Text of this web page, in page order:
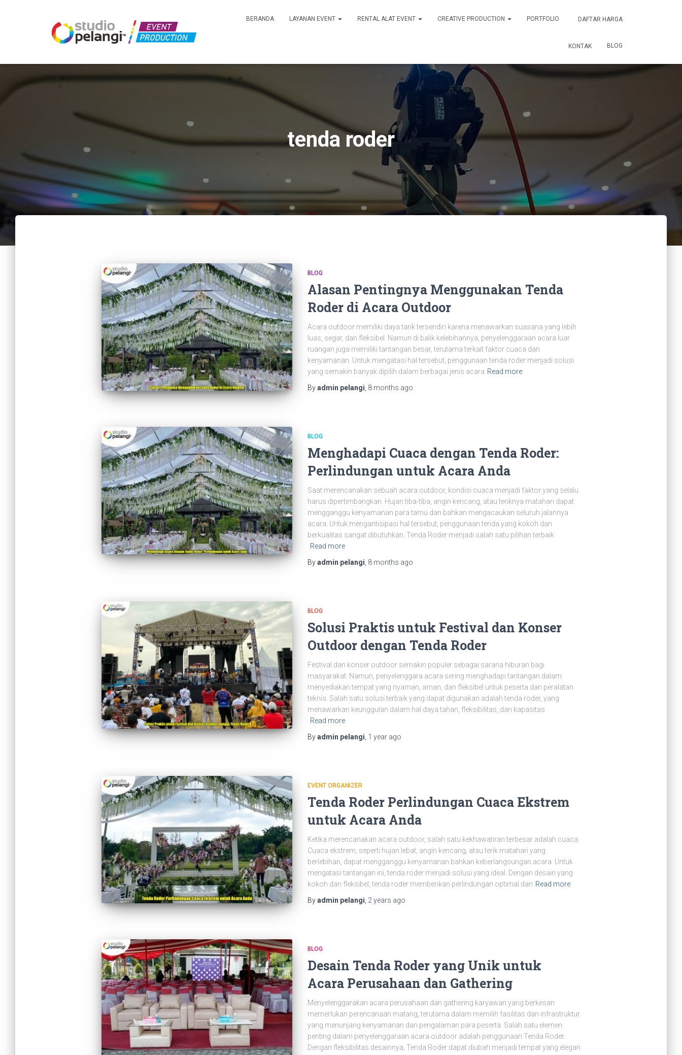
BERANDA LAYANAN EVENT RENTAL ALAT EVENT CREATIVE PRODUCTION PORTFOLIO DAFTAR HARGA
KONTAK BLOG
tenda roder
BLOG
Alasan Pentingnya Menggunakan Tenda
Roder di Acara Outdoor
Acara outdoor memiliki daya tarik tersendiri karena menawarkan suasana yang lebih
luas, segar, dan fleksibel. Namun di balik kelebihannya, penyelenggaraan acara luar
ruangan juga memiliki tantangan besar, terutama terkait faktor cuaca dan
kenyamanan. Untuk mengatasi hal tersebut, penggunaan tenda roder menjadi solusi
yang semakin banyak dipilih dalam berbagai jenis acara Read more
Byadmin pelangi 8 months ago
BLOG
Menghadapi Cuaca dengan Tenda Roder:
Perlindungan untuk Acara Anda
Saat merencanakan sebuah acara outdoor, kondisi cuaca menjadi faktor yang selalu
harus dipertimbangkan. Hujan tiba-tiba, angin kencang, atau teriknya matahari dapat
mengganggu kenyamanan para tamu dan bahkan mengacaukan seluruh jalannya
acara. Untuk mengantisipasi hal tersebut, penggunaan tenda yang kokoh dan
berkualitas sangat dibutuhkan. Tenda Roder menjadi salah satu pilihan terbaik
Read more
Byadmin pelangi 8 months ago
BLOG
Solusi Praktis untuk Festival dan Konser
Outdoor dengan Tenda Roder
Festival dan konser outdoor semakin populer sebagai sarana hiburan bagi
masyarakat. Namun, penyelenggara acara sering menghadapi tantangan dalam
menyediakan tempat yang nyaman, aman, dan fleksibel untuk peserta dan peralatan
teknis. Salah satu solusi terbaik yang dapat digunakan adalah tenda roder, yang
menawarkan keunggulan dalam hal daya tahan, fleksibilitas, dan kapasitas
Read more
Byadmin pelangi 1 yearago
EVENT ORGANIZER
Tenda Roder Perlindungan Cuaca Ekstrem
untuk Acara Anda
Ketika merencanakan acara outdoor, salah satu kekhawatiran terbesar adalah cuaca.
Cuaca ekstrem, seperti hujan lebat, angin kencang, atau terik matahari yang
berlebihan, dapat mengganggu kenyamanan bahkan keberlangsungan acara. Untuk
mengatasi tantangan ini, tenda roder menjadi solusi yang ideal. Dengan desain yang
kokoh dan fleksibel, tenda roder memberikan perlindungan optimal dan Read more
Byadmin pelangi 2 years ago
BLOG
Desain Tenda Roder yang Unik untuk
Acara Perusahaan dan Gathering
Menyelenggarakan acara perusahaan dan gathering karyawan yang berkesan
memerlukan perencanaan matang, terutama dalam memilih fasilitas dan infrastruktur
yang menunjang kenyamanan dan pengalaman para peserta. Salah satu elemen
penting dalam penyelenggaraan acara outdoor adalah penggunaan Tenda Roder.
Dengan fleksibilitas desainnya, Tenda Roder dapat diubah menjadi tempat yang elegan